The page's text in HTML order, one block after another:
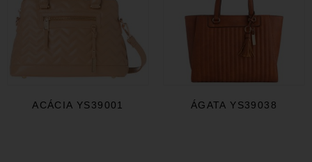
ACÁCIA YS39001 ÁGATA YS39038